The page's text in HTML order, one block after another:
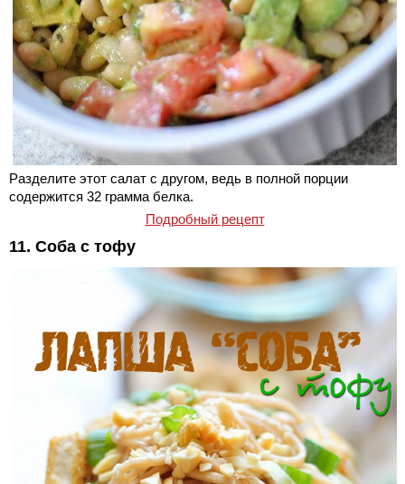
Разделите этот салат с другом, ведь в полной порции
содержится 32 грамма белка.
Подробный рецепт
11. Соба с тофу